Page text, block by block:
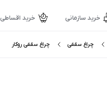
خرید سازمانی خرید اقساطی
چراغ سقفی چراغ سقفی روکار